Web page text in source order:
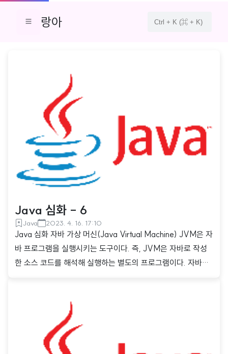
랑아
Java 심화 - 6
Java 2023. 4. 16. 17:10
Java 심화 자바 가상 머신(Java Virtual Machine) JVM은 자
바 프로그램을 실행시키는 도구이다. 즉, JVM은 자바로 작성
한 소스 코드를 해석해 실행하는 별도의 프로그램이다. 자바는
서는 CPU, 메모리, 각종 입출력 장치 등과 같은 컴퓨터 자원을
프로그램이 할당받아야 한다. 프로그램이 자신이 필요한 컴퓨
터 자원을 운영체제에게 주문하면, 운영체제는 가용한 자원을
확인한 다음, 프로그램이 실행되는 데에 필요한 컴퓨터 자원을